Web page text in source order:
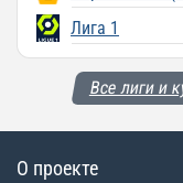
Лига 1
Все лиги и
О проекте